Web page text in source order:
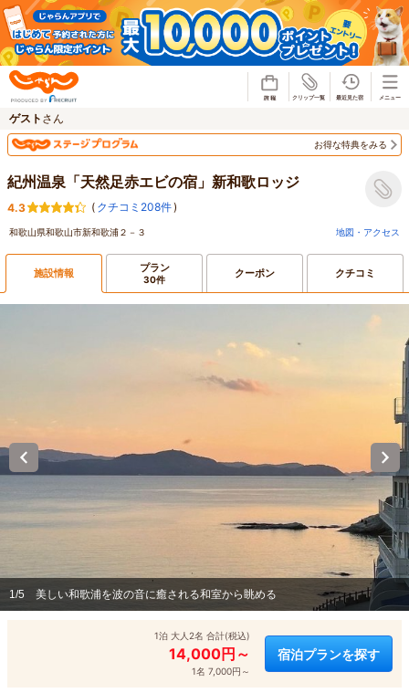
ゲスト さん
お得な特典をみる
紀州温泉「天然足赤エビの宿」新和歌ロッジ
4.3 ( クチコミ208件)
和歌山県和歌山市新和歌浦２－３ 地図・アクセス
施設情報 プラン
30件 クーポン クチコミ
1/5 美しい和歌浦を波の音に癒される和室から眺める
1泊 大人2名 合計(税込)
14,000円～
1名 7,000円～
宿泊プランを探す